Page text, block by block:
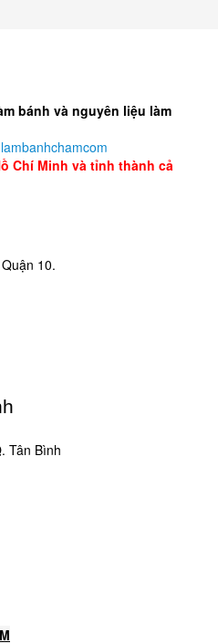
bánh và nguyên liệu làm
Chí Minh và tỉnh thành cả
10.
Tân Bình